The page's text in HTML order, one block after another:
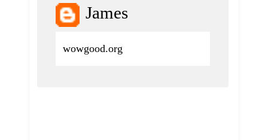
James
wowgood.org